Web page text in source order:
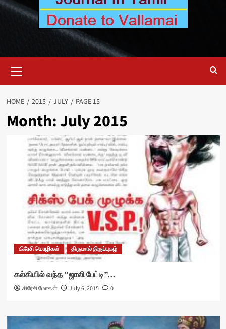
Menu
HOME 2015 JULY PAGE 15
Month:July 2015
கிரேசி மொழிகள் திருமால் திருப்புகழ்
கல்கியில் வந்த ”ஜாலி பேட்டி”…
கிரேசி மோகன் July 6, 2015 0